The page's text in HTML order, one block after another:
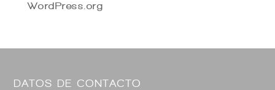
WordPress.org
DATOS DE CONTACTO